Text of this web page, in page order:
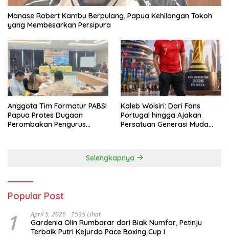
Manase Robert Kambu Berpulang, Papua Kehilangan Tokoh
yang Membesarkan Persipura
Anggota Tim Formatur PABSI
Papua Protes Dugaan
Perombakan Pengurus
Kaleb Woisiri: Dari Fans
Portugal hingga Ajakan
Persatuan Generasi Muda
Selengkapnya
Popular Post
1 April 5, 2026 1535 Lihat
Gardenia Olin Rumbarar dari Biak Numfor, Petinju
Terbaik Putri Kejurda Pace Boxing Cup I